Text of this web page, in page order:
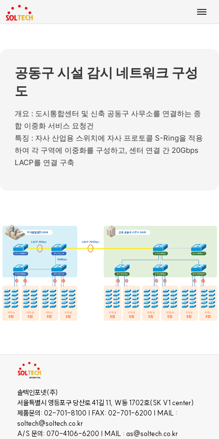
공동구 시설 감시 네트워크 구성
도
개요 : 도시통합센터 및 신축 공동구 사무소를 연결하는 종
합 이중화 서비스 요청건
특징 : 자사 산업용 스위치에 자사 프로토콜 S-Ring을 적용
하여 각 구역에 이중화를 구성하고, 센터 연결 간 20Gbps
LACP를 연결 구축
솔텍인포넷(주)
서울특별시 영등포구 당산로 41길 11, W동 1702호(SK V1 center)
제품문의: 02-701-8100 | FAX: 02-701-6200 | MAIL :
soltech@soltech.co.kr
A/S 문의: 070-4106-6200 | MAIL : as@soltech.co.kr